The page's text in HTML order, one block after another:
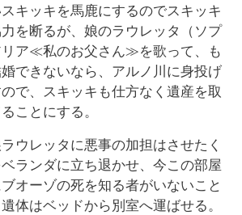
キッキを馬鹿にするのでスキッキ
を断るが、娘のラウレッタ（ソプ
リア≪私のお父さん≫を歌って、も
できないなら、アルノ川に身投げ
で、スキッキも仕方なく遺産を取
ことにする。
ウレッタに悪事の加担はさせたく
ランダに立ち退かせ、今この部屋
オーゾの死を知る者がいないこと
体はベッドから別室へ運ばせる。